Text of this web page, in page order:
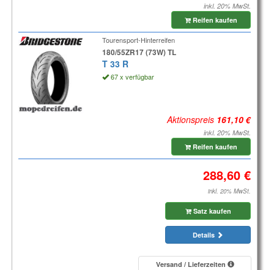
inkl. 20% MwSt.
Reifen kaufen
Tourensport-Hinterreifen
180/55ZR17 (73W) TL
T 33 R
67 x verfügbar
Aktionspreis
inkl. 20% MwSt.
Reifen kaufen
inkl. 20% MwSt.
Satz kaufen
Details
Versand / Lieferzeiten